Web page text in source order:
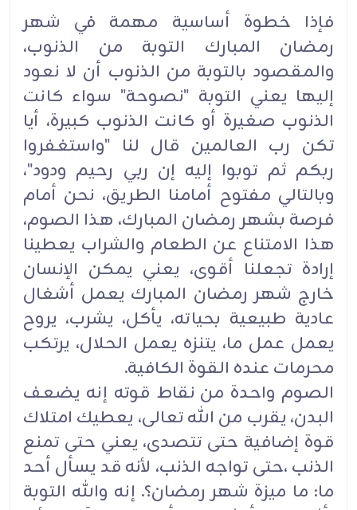
فإذا خطوة أساسية مهمة في شهر
رمضان المبارك التوبة من الذنوب،
والمقصود بالتوبة من الذنوب أن لا نعود
إليها يعني التوبة "نصوحة" سواء كانت
الذنوب صغيرة أو كانت الذنوب كبيرة، أيا
تكن رب العالمين قال لنا "واستغفروا
ربكم ثم توبوا إليه إن ربي رحيم ودود"،
وبالتالي مفتوح أمامنا الطريق، نحن أمام
فرصة بشهر رمضان المبارك، هذا الصوم،
هذا الامتناع عن الطعام والشراب يعطينا
إرادة تجعلنا أقوى، يعني يمكن الإنسان
خارج شهر رمضان المبارك يعمل أشغال
عادية طبيعية بحياته، يأكل، يشرب، يروح
يعمل عمل ما، يتنزه يعمل الحلال، يرتكب
محرمات عنده القوة الكافية.
الصوم واحدة من نقاط قوته إنه يضعف
البدن، يقرب من الله تعالى، يعطيك امتلاك
قوة إضافية حتى تتصدى، يعني حتى تمنع
الذنب ،حتى تواجه الذنب، لأنه قد يسأل أحد
ما: ما ميزة شهر رمضان؟. إنه والله التوبة